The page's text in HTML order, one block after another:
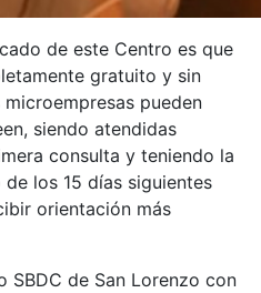
de este Centro es que
gratuito y sin
pueden
siendo atendidas
consulta y teniendo la
los 15 días siguientes
orientación más
SBDC de San Lorenzo con